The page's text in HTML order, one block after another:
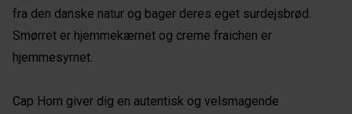
fra den danske natur og bager deres eget surdejsbrød.
Smørret er hjemmekærnet og creme fraichen er
hjemmesyrnet.
Cap Horn giver dig en autentisk og velsmagende